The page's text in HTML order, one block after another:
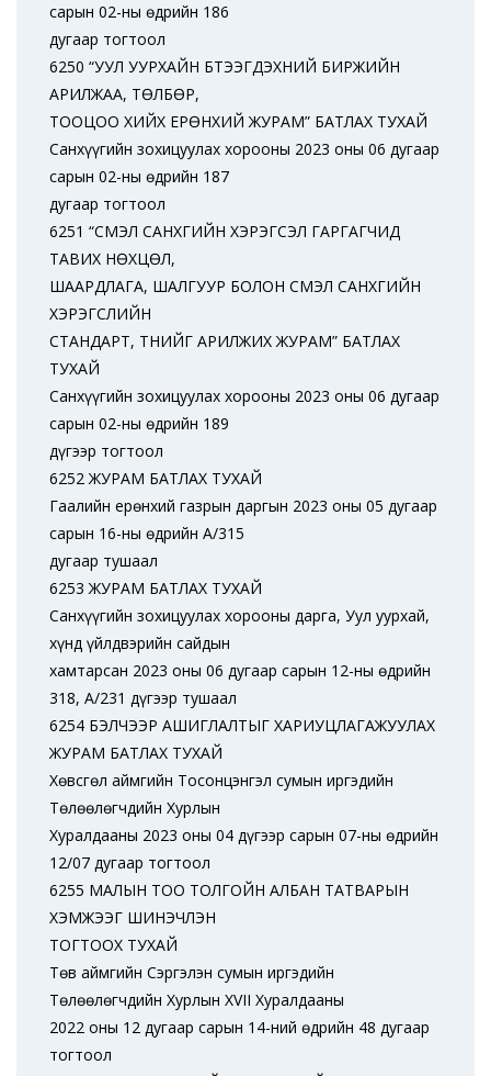
сарын 02-ны өдрийн 186
дугаар тогтоол
6250 “УУЛ УУРХАЙН БҮТЭЭГДЭХҮҮНИЙ БИРЖИЙН
АРИЛЖАА, ТӨЛБӨР,
ТООЦОО ХИЙХ ЕРӨНХИЙ ЖУРАМ” БАТЛАХ ТУХАЙ
Санхүүгийн зохицуулах хорооны 2023 оны 06 дугаар
сарын 02-ны өдрийн 187
дугаар тогтоол
6251 “ҮҮСМЭЛ САНХҮҮГИЙН ХЭРЭГСЭЛ ГАРГАГЧИД
ТАВИХ НӨХЦӨЛ,
ШААРДЛАГА, ШАЛГУУР БОЛОН ҮҮСМЭЛ САНХҮҮГИЙН
ХЭРЭГСЛИЙН
СТАНДАРТ, ТҮҮНИЙГ АРИЛЖИХ ЖУРАМ” БАТЛАХ
ТУХАЙ
Санхүүгийн зохицуулах хорооны 2023 оны 06 дугаар
сарын 02-ны өдрийн 189
дүгээр тогтоол
6252 ЖУРАМ БАТЛАХ ТУХАЙ
Гаалийн ерөнхий газрын даргын 2023 оны 05 дугаар
сарын 16-ны өдрийн А/315
дугаар тушаал
6253 ЖУРАМ БАТЛАХ ТУХАЙ
Санхүүгийн зохицуулах хорооны дарга, Уул уурхай,
хүнд үйлдвэрийн сайдын
хамтарсан 2023 оны 06 дугаар сарын 12-ны өдрийн
318, А/231 дүгээр тушаал
6254 БЭЛЧЭЭР АШИГЛАЛТЫГ ХАРИУЦЛАГАЖУУЛАХ
ЖУРАМ БАТЛАХ ТУХАЙ
Хөвсгөл аймгийн Тосонцэнгэл сумын иргэдийн
Төлөөлөгчдийн Хурлын
Хуралдааны 2023 оны 04 дүгээр сарын 07-ны өдрийн
12/07 дугаар тогтоол
6255 МАЛЫН ТОО ТОЛГОЙН АЛБАН ТАТВАРЫН
ХЭМЖЭЭГ ШИНЭЧЛЭН
ТОГТООХ ТУХАЙ
Төв аймгийн Сэргэлэн сумын иргэдийн
Төлөөлөгчдийн Хурлын XVII Хуралдааны
2022 оны 12 дугаар сарын 14-ний өдрийн 48 дугаар
тогтоол